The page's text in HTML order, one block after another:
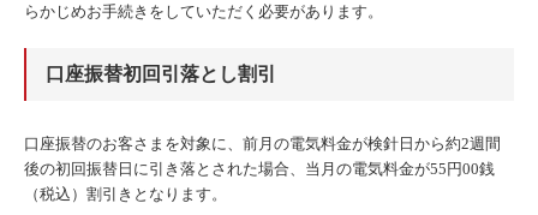
らかじめお手続きをしていただく必要があります。
口座振替初回引落とし割引
口座振替のお客さまを対象に、前月の電気料金が検針日から約2週間
後の初回振替日に引き落とされた場合、当月の電気料金が55円00銭
（税込）割引きとなります。